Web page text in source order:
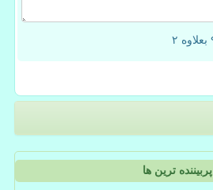
پربیننده ترین ها